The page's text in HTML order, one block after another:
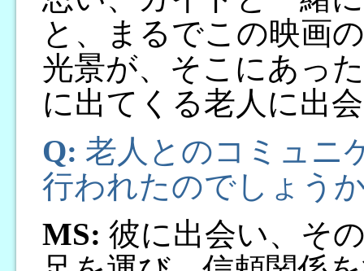
と、まるでこの映画
光景が、そこにあっ
に出てくる老人に出
Q: 老人とのコミュニ
行われたのでしょう
MS: 彼に出会い、そ